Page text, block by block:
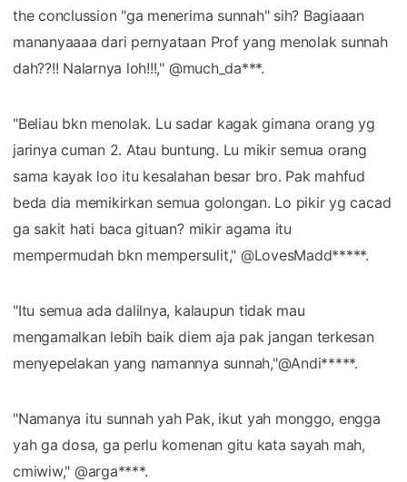
the conclussion "ga menerima sunnah" sih? Bagiaaan
mananyaaaa dari pernyataan Prof yang menolak sunnah
dah??!! Nalarnya loh!!!," @much_da***.
"Beliau bkn menolak. Lu sadar kagak gimana orang yg
jarinya cuman 2. Atau buntung. Lu mikir semua orang
sama kayak loo itu kesalahan besar bro. Pak mahfud
beda dia memikirkan semua golongan. Lo pikir yg cacad
ga sakit hati baca gituan? mikir agama itu
mempermudah bkn mempersulit," @LovesMadd*****.
"Itu semua ada dalilnya, kalaupun tidak mau
mengamalkan lebih baik diem aja pak jangan terkesan
menyepelakan yang namannya sunnah,"@Andi*****.
"Namanya itu sunnah yah Pak, ikut yah monggo, engga
yah ga dosa, ga perlu komenan gitu kata sayah mah,
cmiwiw," @arga****.